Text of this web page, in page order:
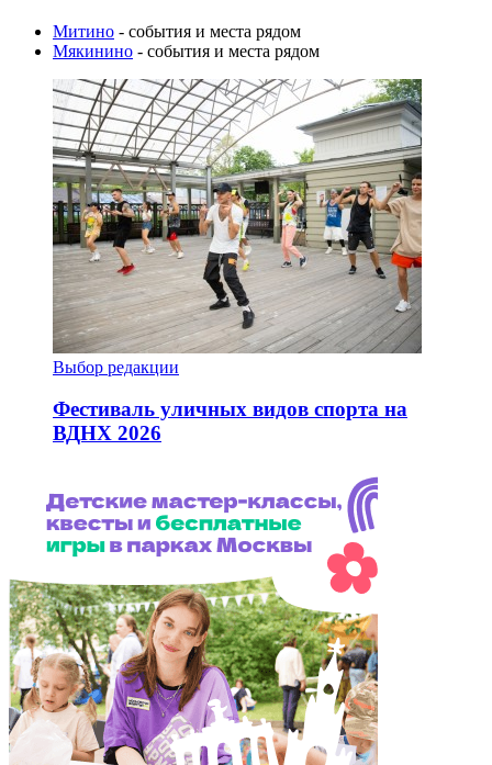
Митино - события и места рядом
Мякинино - события и места рядом
Выбор редакции
Фестиваль уличных видов спорта на
ВДНХ 2026